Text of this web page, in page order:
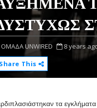
OMAΔΑ UNWIRED 8 years
Share This
τα